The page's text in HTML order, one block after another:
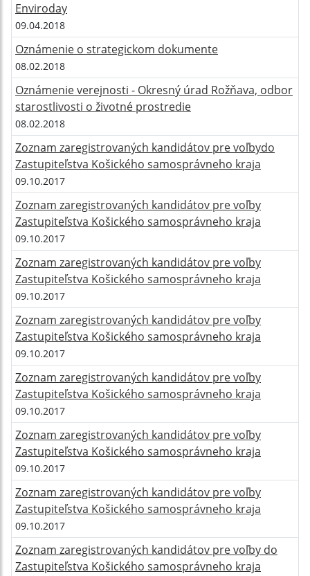
Enviroday
09.04.2018
Oznámenie o strategickom dokumente
08.02.2018
Oznámenie verejnosti - Okresný úrad Rožňava, odbor
starostlivosti o životné prostredie
08.02.2018
Zoznam zaregistrovaných kandidátov pre voľbydo
Zastupiteľstva Košického samosprávneho kraja
09.10.2017
Zoznam zaregistrovaných kandidátov pre voľby
Zastupiteľstva Košického samosprávneho kraja
09.10.2017
Zoznam zaregistrovaných kandidátov pre voľby
Zastupiteľstva Košického samosprávneho kraja
09.10.2017
Zoznam zaregistrovaných kandidátov pre voľby
Zastupiteľstva Košického samosprávneho kraja
09.10.2017
Zoznam zaregistrovaných kandidátov pre voľby
Zastupiteľstva Košického samosprávneho kraja
09.10.2017
Zoznam zaregistrovaných kandidátov pre voľby
Zastupiteľstva Košického samosprávneho kraja
09.10.2017
Zoznam zaregistrovaných kandidátov pre voľby
Zastupiteľstva Košického samosprávneho kraja
09.10.2017
Zoznam zaregistrovaných kandidátov pre voľby do
Zastupiteľstva Košického samosprávneho kraja